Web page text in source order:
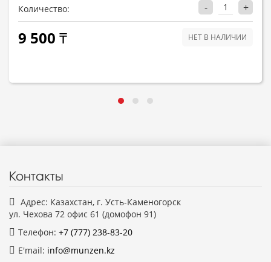
Количество: - +
9 500 ₸ НЕТ В НАЛИЧИИ
Контакты
Адрес: Казахстан, г. Усть-Каменогорск
ул. Чехова 72 офис 61 (домофон 91)
Телефон: +7 (777) 238-83-20
E'mail: info@munzen.kz